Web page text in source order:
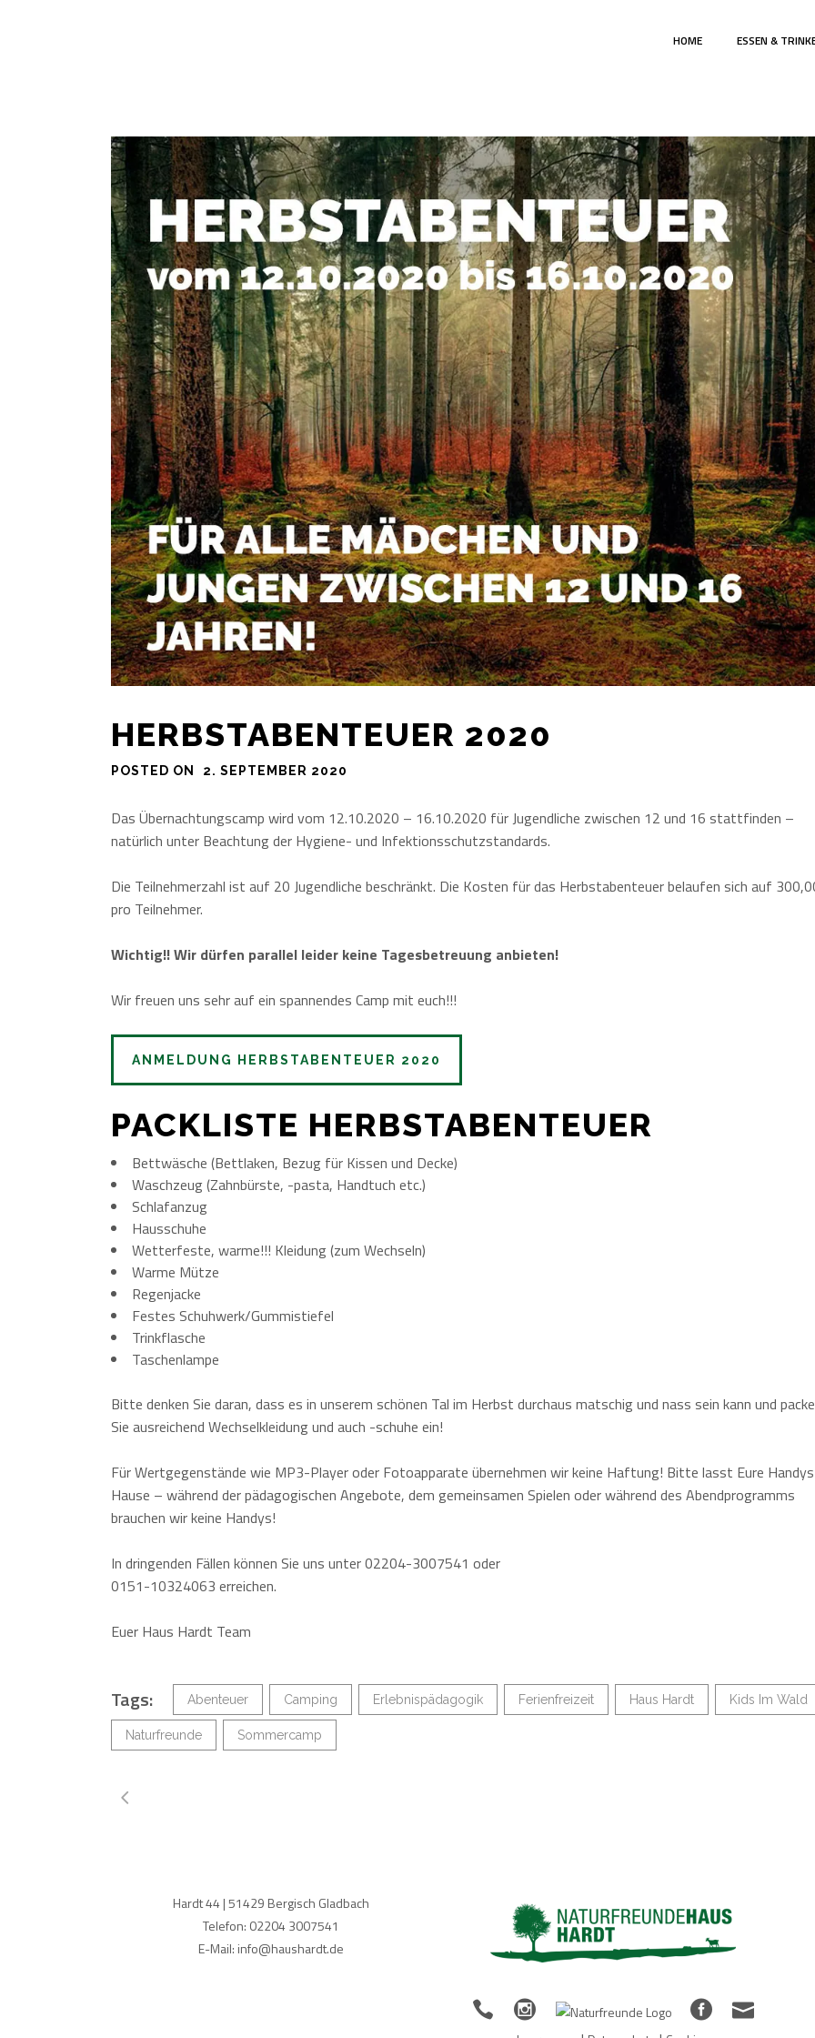
HOME ESSEN &
HERBSTABENTEUER 2020
POSTED ON 2. SEPTEMBER 2020
Das Übernachtungscamp wird vom 12.10.2020 – 16.10.2020 für Jugendliche zwischen 12 und 16 stattfinden –
natürlich unter Beachtung der Hygiene- und Infektionsschutzstandards.
Die Teilnehmerzahl ist auf 20 Jugendliche beschränkt. Die Kosten für das Herbstabenteuer belaufen sich auf
pro Teilnehmer.
Wichtig!! Wir dürfen parallel leider keine Tagesbetreuung anbieten!
Wir freuen uns sehr auf ein spannendes Camp mit euch!!!
ANMELDUNG HERBSTABENTEUER 2020
PACKLISTE HERBSTABENTEUER
Bettwäsche (Bettlaken, Bezug für Kissen und Decke)
Waschzeug (Zahnbürste, -pasta, Handtuch etc.)
Schlafanzug
Hausschuhe
Wetterfeste, warme!!! Kleidung (zum Wechseln)
Warme Mütze
Regenjacke
Festes Schuhwerk/Gummistiefel
Trinkflasche
Taschenlampe
Bitte denken Sie daran, dass es in unserem schönen Tal im Herbst durchaus matschig und nass sein kann und
Sie ausreichend Wechselkleidung und auch -schuhe ein!
Für Wertgegenstände wie MP3-Player oder Fotoapparate übernehmen wir keine Haftung! Bitte lasst Eure
Hause – während der pädagogischen Angebote, dem gemeinsamen Spielen oder während des Abendprogramms
brauchen wir keine Handys!
In dringenden Fällen können Sie uns unter 02204-3007541 oder
0151-10324063 erreichen.
Euer Haus Hardt Team
Tags: Abenteuer Camping Erlebnispädagogik Ferienfreizeit Haus Hardt Kids Im Wald
Naturfreunde Sommercamp
Hardt 44 | 51429 Bergisch Gladbach
Telefon: 02204 3007541
E-Mail: info@haushardt.de